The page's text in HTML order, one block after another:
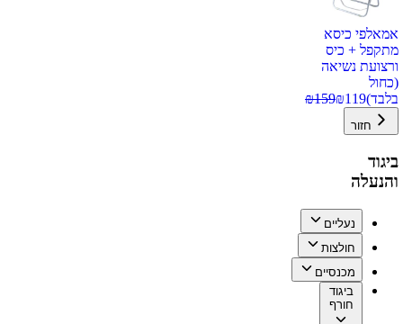
אמאלפי כיסא
מתקפל + כיס
ורצועת נשיאה
(כחול
בלבד)
₪119
₪159
חזור
ביגוד
והנעלה
נעליים
חולצות
מכנסיים
ביגוד
חורף